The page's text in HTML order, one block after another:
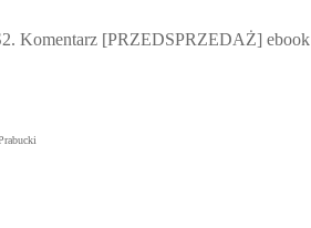
Komentarz [PRZEDSPRZEDAŻ] ebook